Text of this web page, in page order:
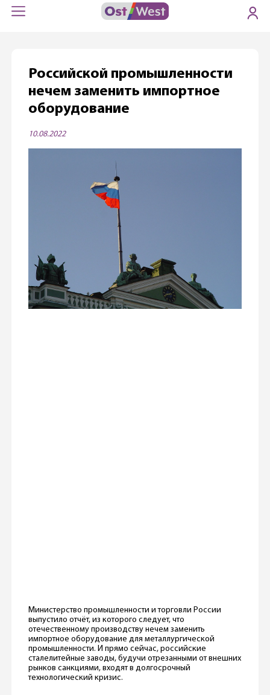
Российской промышленности
нечем заменить импортное
оборудование
10.08.2022
Министерство промышленности и торговли России
выпустило отчёт, из которого следует, что
отечественному производству нечем заменить
импортное оборудование для металлургической
промышленности. И прямо сейчас, российские
сталелитейные заводы, будучи отрезанными от внешних
рынков санкциями, входят в долгосрочный
технологический кризис.